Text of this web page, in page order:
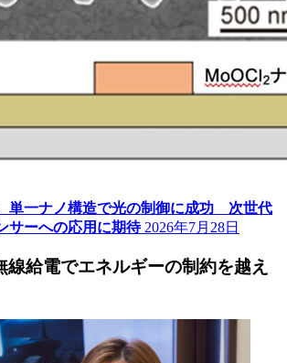
単一ナノ構造で光の制御に成功 次世代
サーへの応用に期待 2026年7月28日
線給電でエネルギーの制約を越え